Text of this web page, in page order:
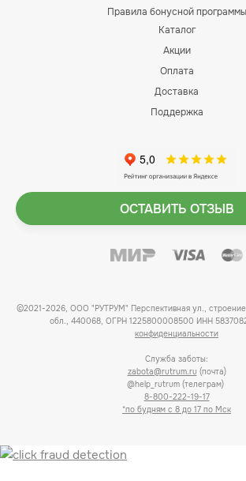
Правила бонусной программы
Каталог
Акции
Оплата
Доставка
Поддержка
ОСТАВИТЬ ОТЗЫВ
©2021-2026, ООО "РУТРУМ" Перспективная ул.,
обл., 440068, ОГРН 1225800008500 ИНН
конфиденциальности
Служба заботы:
zabota@rutrum.ru (почта)
@help_rutrum (телеграм)
8-800-222-19-17
*по будням с 8 до 17 по Мск